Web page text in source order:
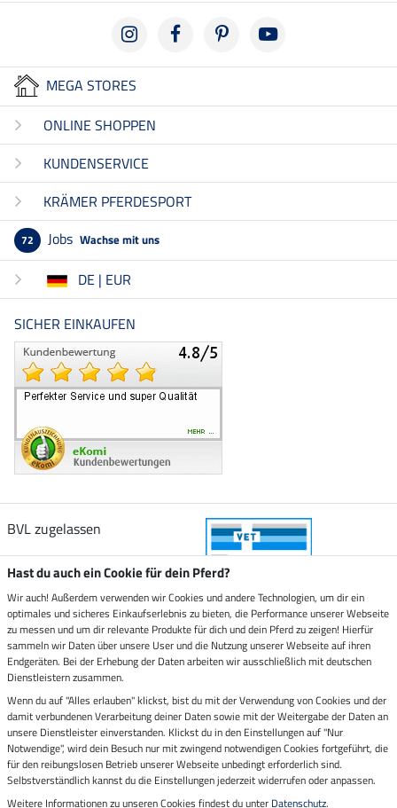
MEGA STORES
ONLINE SHOPPEN
KUNDENSERVICE
KRÄMER PFERDESPORT
72 Jobs Wachse mit uns
DE | EUR
SICHER EINKAUFEN
BVL zugelassen
Zustellung durch
Sicher bezahlen mit
Rechnung Vorkasse
Impressum
Hast du auch ein Cookie für dein Pferd?
Wir auch! Außerdem verwenden wir Cookies und andere Technologien, um dir ein
optimales und sicheres Einkaufserlebnis zu bieten, die Performance unserer Webseite
zu messen und um dir relevante Produkte für dich und dein Pferd zu zeigen! Hierfür
sammeln wir Daten über unsere User und die Nutzung unserer Webseite auf ihren
Endgeräten. Bei der Erhebung der Daten arbeiten wir ausschließlich mit deutschen
Dienstleistern zusammen.
Wenn du auf "Alles erlauben" klickst, bist du mit der Verwendung von Cookies und der
damit verbundenen Verarbeitung deiner Daten sowie mit der Weitergabe der Daten an
unsere Dienstleister einverstanden. Klickst du in den Einstellungen auf "Nur
Notwendige", wird dein Besuch nur mit zwingend notwendigen Cookies fortgeführt, die
für den reibungslosen Betrieb unserer Webseite unbedingt erforderlich sind.
Selbstverständlich kannst du die Einstellungen jederzeit widerrufen oder anpassen.
Weitere Informationen zu unseren Cookies findest du unter Datenschutz.